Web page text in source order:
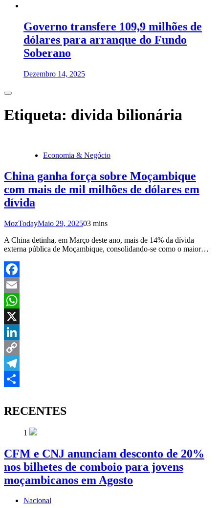
Governo transfere 109,9 milhões de
dólares para arranque do Fundo
Soberano
Dezembro 14, 2025
Etiqueta: divida bilionária
Economia & Negócio
China ganha força sobre Moçambique
com mais de mil milhões de dólares em
dívida
MozTodayMaio 29, 202503 mins
A China detinha, em Março deste ano, mais de 14% da dívida
externa pública de Moçambique, consolidando-se como o maior…
Facebook
Email
WhatsApp
X
LinkedIn
Copy
Link
Telegram
RECENTES
1
CFM e CNJ anunciam desconto de 20%
nos bilhetes de comboio para jovens
moçambicanos em Agosto
Nacional